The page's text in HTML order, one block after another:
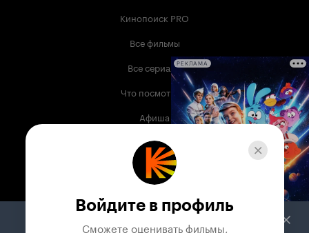
Кинопоиск PRO
Все фильмы
Все сериалы
Что посмотреть
Афиша
Музыка
Телепрограмма
Служба поддержки
РЕКЛАМА
Войдите в профиль
Сможете оценивать фильмы,